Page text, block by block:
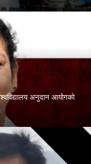
अनुदान आयोगको